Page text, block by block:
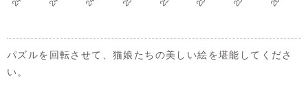
パズルを回転させて、猫娘たちの美しい絵を堪能してくださ
い。